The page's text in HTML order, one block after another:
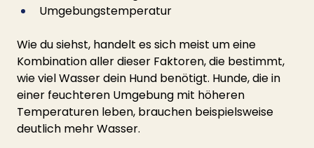
Umgebungstemperatur
Wie du siehst, handelt es sich meist um eine
Kombination aller dieser Faktoren, die bestimmt,
wie viel Wasser dein Hund benötigt. Hunde, die in
einer feuchteren Umgebung mit höheren
Temperaturen leben, brauchen beispielsweise
deutlich mehr Wasser.